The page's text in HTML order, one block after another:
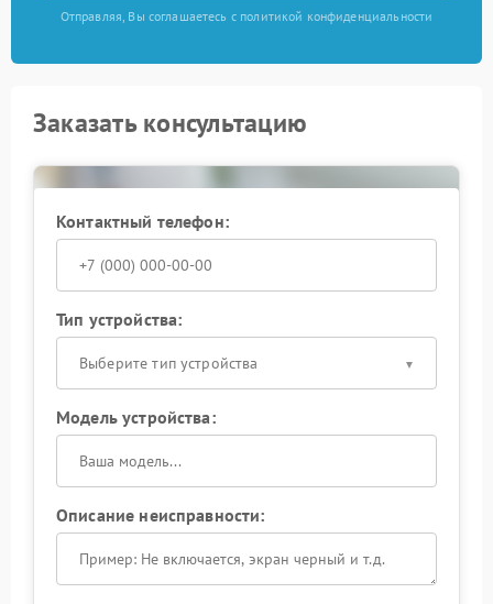
Отправляя, Вы соглашаетесь с политикой конфиденциальности
Заказать консультацию
Контактный телефон:
Тип устройства:
Выберите тип устройства
Модель устройства:
Описание неисправности: